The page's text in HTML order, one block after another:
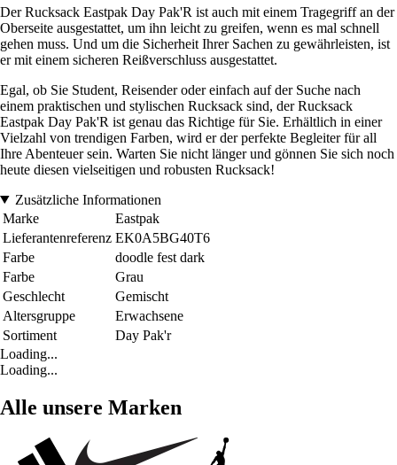
Der Rucksack Eastpak Day Pak'R ist auch mit einem Tragegriff an der
Oberseite ausgestattet, um ihn leicht zu greifen, wenn es mal schnell
gehen muss. Und um die Sicherheit Ihrer Sachen zu gewährleisten, ist
er mit einem sicheren Reißverschluss ausgestattet.
Egal, ob Sie Student, Reisender oder einfach auf der Suche nach
einem praktischen und stylischen Rucksack sind, der Rucksack
Eastpak Day Pak'R ist genau das Richtige für Sie. Erhältlich in einer
Vielzahl von trendigen Farben, wird er der perfekte Begleiter für all
Ihre Abenteuer sein. Warten Sie nicht länger und gönnen Sie sich noch
heute diesen vielseitigen und robusten Rucksack!
Zusätzliche Informationen
Marke
Eastpak
Lieferantenreferenz EK0A5BG40T6
Farbe
doodle fest dark
Farbe
Grau
Geschlecht
Gemischt
Altersgruppe
Erwachsene
Sortiment
Day Pak'r
Loading...
Loading...
Alle unsere Marken